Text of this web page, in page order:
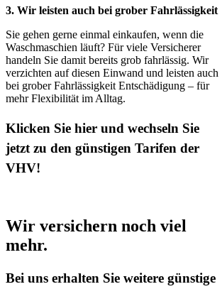
3. Wir leisten auch bei grober Fahrlässigkeit
Sie gehen gerne einmal einkaufen, wenn die
Waschmaschien läuft? Für viele Versicherer
handeln Sie damit bereits grob fahrlässig. Wir
verzichten auf diesen Einwand und leisten auch
bei grober Fahrlässigkeit Entschädigung – für
mehr Flexibilität im Alltag.
Klicken Sie hier und wechseln Sie
jetzt zu den günstigen Tarifen der
VHV!
Wir versichern noch viel
mehr.
Bei uns erhalten Sie weitere günstige